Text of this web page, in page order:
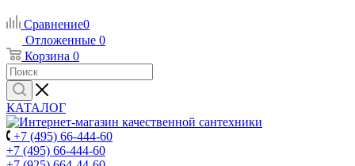
Сравнение0
Отложенные 0
Корзина 0
КАТАЛОГ
+7 (495) 66-444-60
+7 (495) 66-444-60